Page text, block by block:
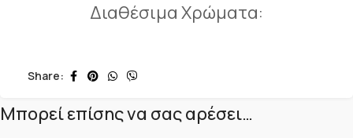
Διαθέσιμα Χρώματα:
Share:
Μπορεί επίσης να σας αρέσει…